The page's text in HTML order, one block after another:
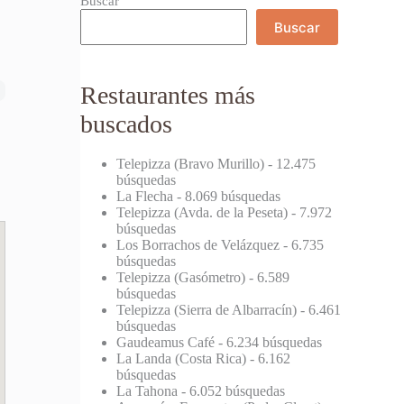
Buscar
Restaurantes más
buscados
Telepizza (Bravo Murillo) - 12.475
búsquedas
La Flecha - 8.069 búsquedas
Telepizza (Avda. de la Peseta) - 7.972
búsquedas
Los Borrachos de Velázquez - 6.735
búsquedas
Telepizza (Gasómetro) - 6.589
búsquedas
Telepizza (Sierra de Albarracín) - 6.461
búsquedas
Gaudeamus Café - 6.234 búsquedas
La Landa (Costa Rica) - 6.162
búsquedas
La Tahona - 6.052 búsquedas